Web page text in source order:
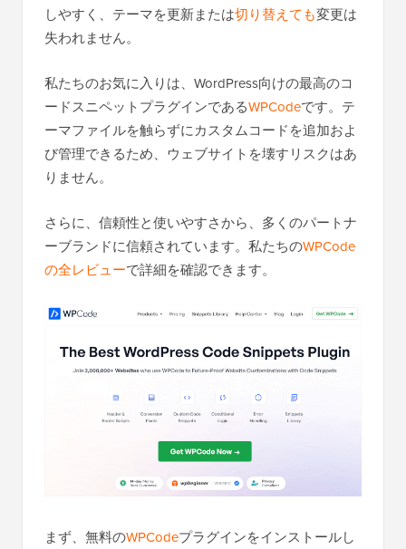
しやすく、テーマを更新または切り替えても変更は
失われません。
私たちのお気に入りは、WordPress向けの最高のコ
ードスニペットプラグインであるWPCodeです。テ
ーマファイルを触らずにカスタムコードを追加およ
び管理できるため、ウェブサイトを壊すリスクはあ
りません。
さらに、信頼性と使いやすさから、多くのパートナ
ーブランドに信頼されています。私たちのWPCode
の全レビューで詳細を確認できます。
まず、無料のWPCodeプラグインをインストールし